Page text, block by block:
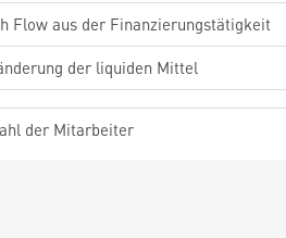
Flow aus der Finanzierungstätigkeit
der liquiden Mittel
der Mitarbeiter